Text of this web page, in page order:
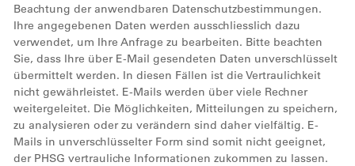
Beachtung der anwendbaren Datenschutzbestimmungen.
Ihre angegebenen Daten werden ausschliesslich dazu
verwendet, um Ihre Anfrage zu bearbeiten. Bitte beachten
Sie, dass Ihre über E-Mail gesendeten Daten unverschlüsselt
übermittelt werden. In diesen Fällen ist die Vertraulichkeit
nicht gewährleistet. E-Mails werden über viele Rechner
weitergeleitet. Die Möglichkeiten, Mitteilungen zu speichern,
zu analysieren oder zu verändern sind daher vielfältig. E-
Mails in unverschlüsselter Form sind somit nicht geeignet,
der PHSG vertrauliche Informationen zukommen zu lassen.